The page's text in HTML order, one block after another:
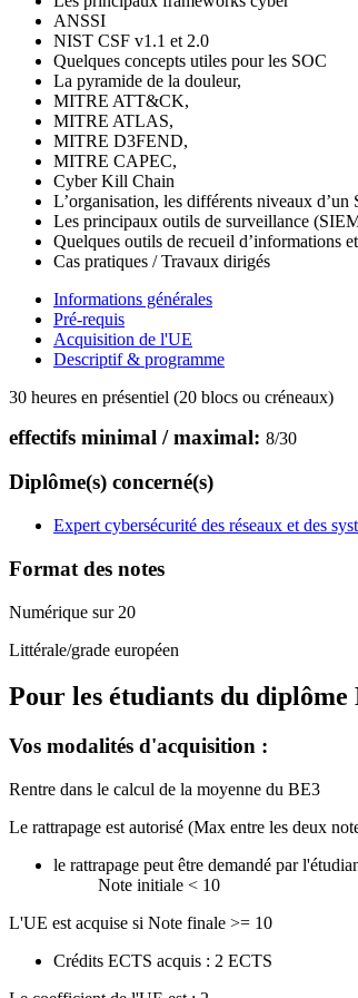
ANSSI
NIST CSF v1.1 et 2.0
Quelques concepts utiles pour les SOC
La pyramide de la douleur,
MITRE ATT&CK,
MITRE ATLAS,
MITRE D3FEND,
MITRE CAPEC,
Cyber Kill Chain
L’organisation, les différents niveaux d’un
Les principaux outils de surveillance
Quelques outils de recueil d’informations
Cas pratiques / Travaux dirigés
Informations générales
Pré-requis
Acquisition de l'UE
Descriptif & programme
30 heures en présentiel (20 blocs ou créneaux)
effectifs minimal / maximal: 8/30
Diplôme(s) concerné(s)
Expert cybersécurité des réseaux et des
Format des notes
Numérique sur 20
Littérale/grade européen
Pour les étudiants du diplôme
Vos modalités d'acquisition :
Rentre dans le calcul de la moyenne du BE3
Le rattrapage est autorisé (Max entre les deux
le rattrapage peut être demandé par
Note initiale < 10
L'UE est acquise si Note finale >= 10
Crédits ECTS acquis : 2 ECTS